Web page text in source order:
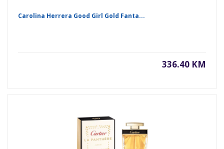
Carolina Herrera Good Girl Gold Fanta...
336.40 KM